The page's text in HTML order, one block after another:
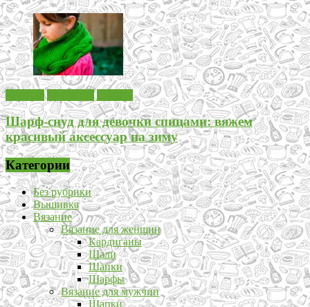
Шарф-снуд для девочки спицами: вяжем
красивый аксессуар на зиму
Категории
Без рубрики
Вышивка
Вязание
Вязание для женщин
Кардиганы
Шали
Шапки
Шарфы
Вязание для мужчин
Шапки